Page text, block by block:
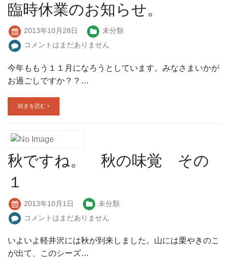
臨時休業のお知らせ。
2013年10月28日
未分類
コメントはまだありません
今年ももう１１月になろうとしています。みなさまいかが
お過ごしですか？？…
続きを読む
秋ですね。 秋の味覚 その
１
2013年10月1日
未分類
コメントはまだありません
いよいよ軽井沢には秋が到来しました。山には栗やきのこ
が出て、このシーズ…